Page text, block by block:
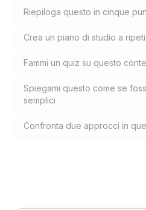
Riepiloga questo in cinque
Crea un piano di studio a
Fammi un quiz su questo
Spiegami questo come se
semplici
Confronta due approcci in